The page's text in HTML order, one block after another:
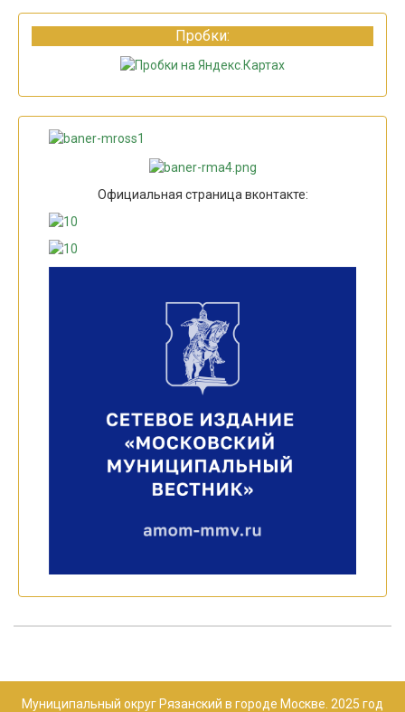
Пробки:
Официальная страница вконтакте:
Муниципальный округ Рязанский в городе Москве. 2025 год